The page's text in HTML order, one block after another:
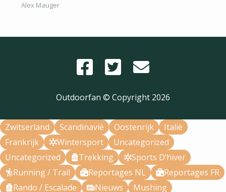
Alex Mauger
Outdoorfan © Copyright 2026
Zwitserland Scandinavië Oostenrijk
Italië
Frankrijk
Wintersport
Uncategorized
Uncategorized
Trekking
Sports D’hiver
Running / Trail
Reportages NL
Reportages FR
Rando / Escalade
Nieuws Mushing